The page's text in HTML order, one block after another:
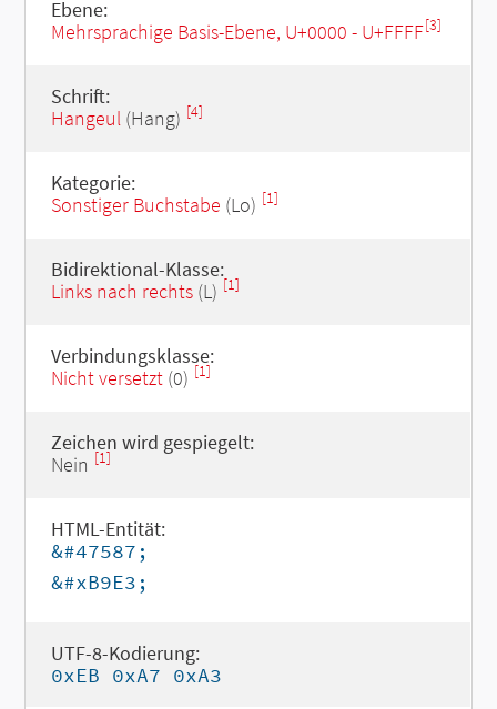
Ebene:
Mehrsprachige Basis-Ebene, U+0000 - U+FFFF[3]
Schrift:
Hangeul(Hang) [4]
Kategorie:
Sonstiger Buchstabe (Lo) [1]
Bidirektional-Klasse:
Links nach rechts(L) [1]
Verbindungsklasse:
Nicht versetzt(0) [1]
Zeichen wird gespiegelt:
Nein [1]
HTML-Entität:
&#47587;
&#xB9E3;
UTF-8-Kodierung:
0xEB 0xA7 0xA3